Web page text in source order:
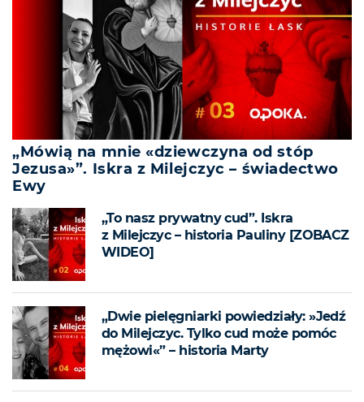
„Mówią na mnie «dziewczyna od stóp
Jezusa»”. Iskra z Milejczyc – świadectwo
Ewy
„To nasz prywatny cud”. Iskra
z Milejczyc – historia Pauliny [ZOBACZ
WIDEO]
„Dwie pielęgniarki powiedziały: »Jedź
do Milejczyc. Tylko cud może pomóc
mężowi«” – historia Marty